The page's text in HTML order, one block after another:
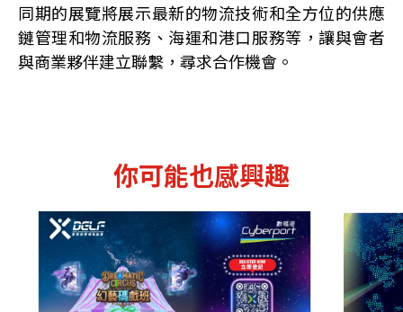
同期的展覽將展示最新的物流技術和全方位的供應
鏈管理和物流服務、海運和港口服務等，讓與會者
與商業夥伴建立聯繫，尋求合作機會。
你可能也感興趣